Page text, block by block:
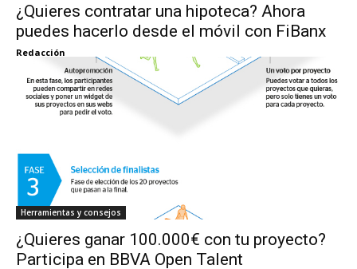
¿Quieres contratar una hipoteca? Ahora
puedes hacerlo desde el móvil con FiBanx
Redacción
Herramientas y consejos
¿Quieres ganar 100.000€ con tu proyecto?
Participa en BBVA Open Talent